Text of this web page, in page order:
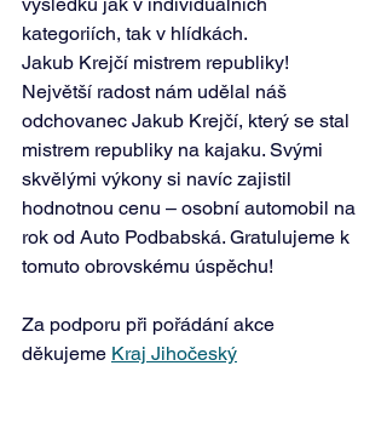
kategoriích, tak v hlídkách.
Jakub Krejčí mistrem republiky!
Největší radost nám udělal náš
odchovanec Jakub Krejčí, který se stal
mistrem republiky na kajaku. Svými
skvělými výkony si navíc zajistil
hodnotnou cenu – osobní automobil na
rok od Auto Podbabská. Gratulujeme k
tomuto obrovskému úspěchu!
Za podporu při pořádání akce
děkujeme Kraj Jihočeský